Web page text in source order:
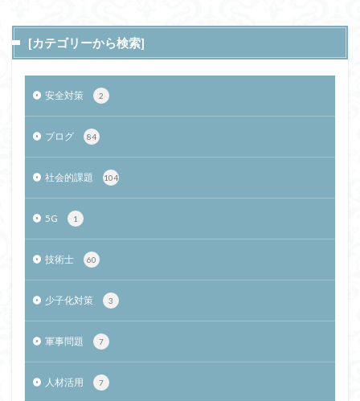
[カテゴリーから検索]
安全対策 2
ブログ 84
社会的課題 104
5G 1
技術士 60
少子化対策 3
軍事問題 7
人材活用 7